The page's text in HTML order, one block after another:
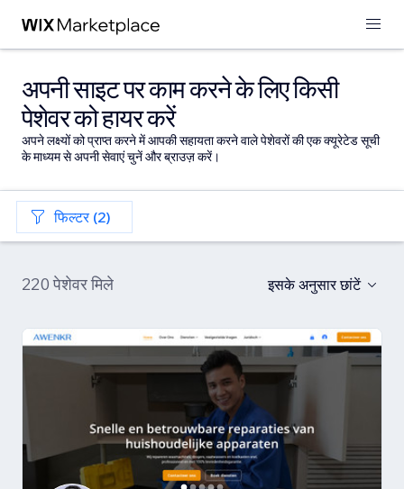
अपनी साइट पर काम करने के लिए किसी
पेशेवर को हायर करें
अपने लक्ष्यों को प्राप्त करने में आपकी सहायता करने वाले पेशेवरों की एक क्यूरेटेड सूची
के माध्यम से अपनी सेवाएं चुनें और ब्राउज़ करें।
फिल्टर (2)
220 पेशेवर मिले इसके अनुसार छांटें